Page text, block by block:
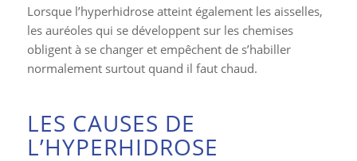
les auréoles qui se développent sur les chemises
obligent à se changer et empêchent de s’habiller
normalement surtout quand il faut chaud.
L’HYPERHIDROSE